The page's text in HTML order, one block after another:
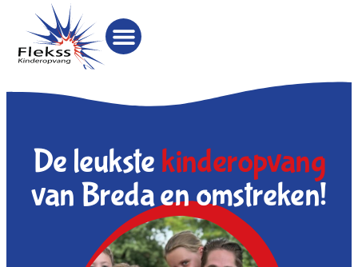
De leukste kinderopvang
van Breda en omstreken!